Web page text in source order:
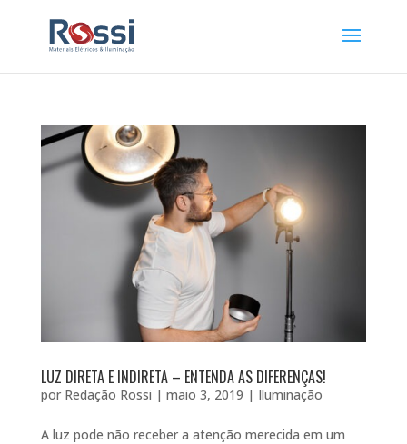
LUZ DIRETA E INDIRETA – ENTENDA AS DIFERENÇAS!
por Redação Rossi | maio 3, 2019 | Iluminação
A luz pode não receber a atenção merecida em um